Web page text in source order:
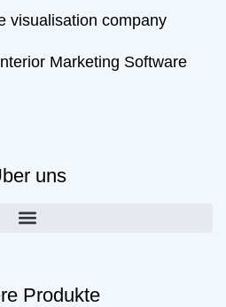
Marketing Software
uns
Produkte